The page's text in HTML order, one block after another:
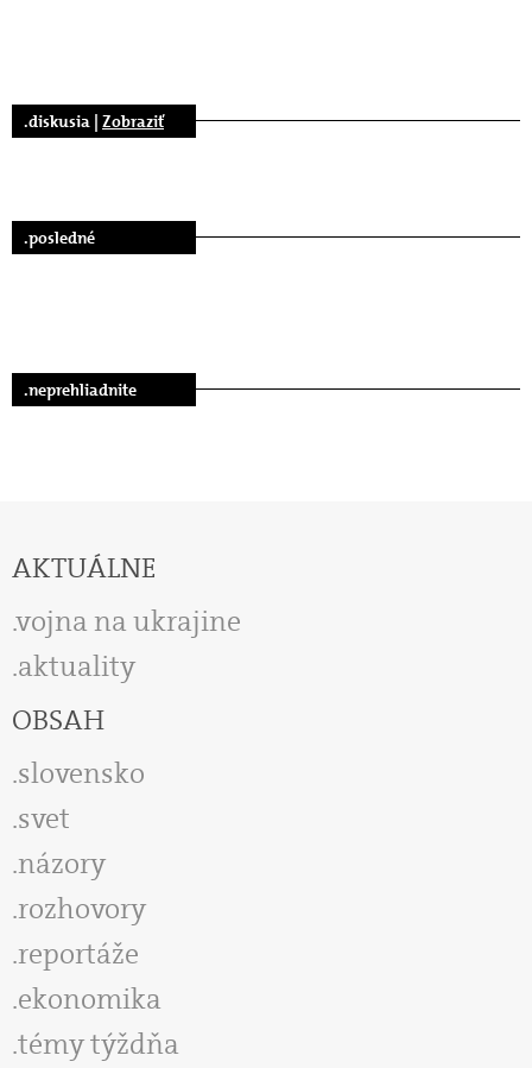
.diskusia | Zobraziť
.posledné
.neprehliadnite
AKTUÁLNE
vojna na ukrajine
aktuality
OBSAH
slovensko
svet
názory
rozhovory
reportáže
ekonomika
témy týždňa